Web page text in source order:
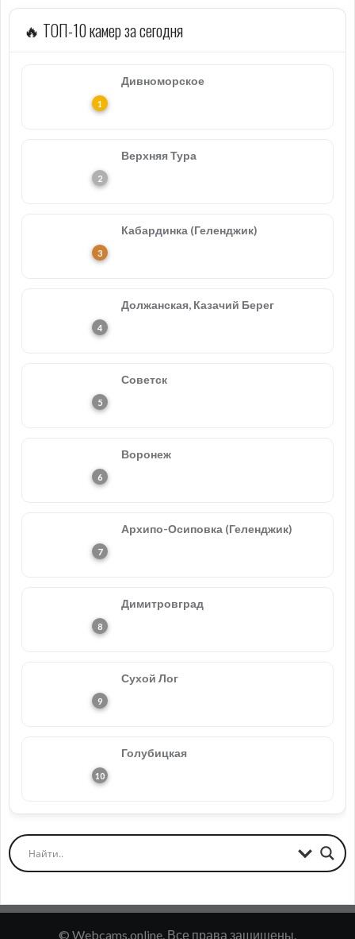
🔥 ТОП-10 камер за сегодня
Дивноморское
Верхняя Тура
Кабардинка (Геленджик)
Должанская, Казачий Берег
Советск
Воронеж
Архипо-Осиповка (Геленджик)
Димитровград
Сухой Лог
Голубицкая
© Webcams.online. Все права защищены.